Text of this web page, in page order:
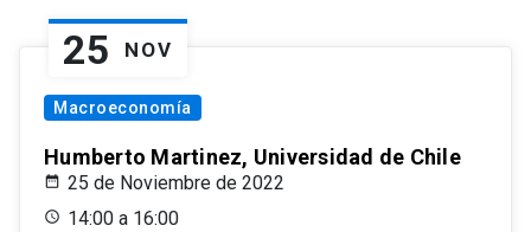
25 NOV
Macroeconomía
Humberto Martinez, Universidad de Chile
25 de Noviembre de 2022
14:00 a 16:00